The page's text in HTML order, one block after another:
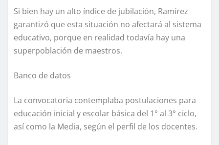
Si bien hay un alto índice de jubilación, Ramírez
garantizó que esta situación no afectará al sistema
educativo, porque en realidad todavía hay una
superpoblación de maestros.
Banco de datos
La convocatoria contemplaba postulaciones para
educación inicial y escolar básica del 1° al 3° ciclo,
así como la Media, según el perfil de los docentes.